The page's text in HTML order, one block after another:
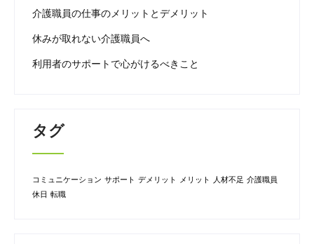
介護職員の仕事のメリットとデメリット
休みが取れない介護職員へ
利用者のサポートで心がけるべきこと
タグ
コミュニケーション サポート デメリット メリット 人材不足 介護職員
休日 転職